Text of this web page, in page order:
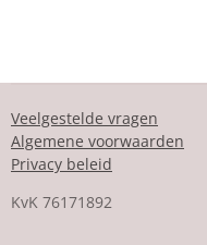
Veelgestelde vragen
Algemene voorwaarden
Privacy beleid
KvK 76171892